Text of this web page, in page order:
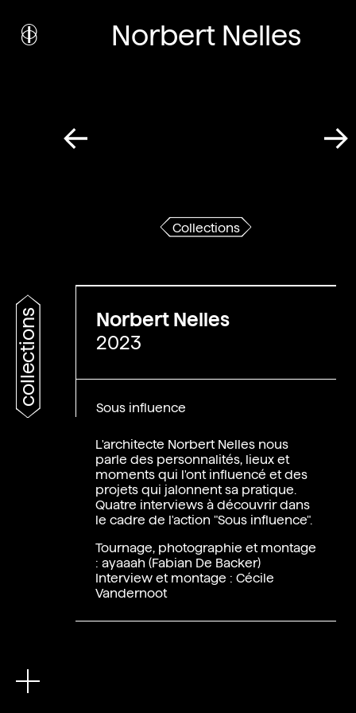
collections
i nstitutculturel
Norbert Nelles
Collections
L'architecte Norbert Nelles nous
parle des personnalités, lieux et
moments qui l'ont influencé et des
projets qui jalonnent sa pratique.
Quatre interviews à découvrir dans
le cadre de l'action "Sous influence".
Tournage, photographie et montage
: ayaaah (Fabian De Backer)
Interview et montage : Cécile
Vandernoot
Norbert Nelles
2023
Sous influence